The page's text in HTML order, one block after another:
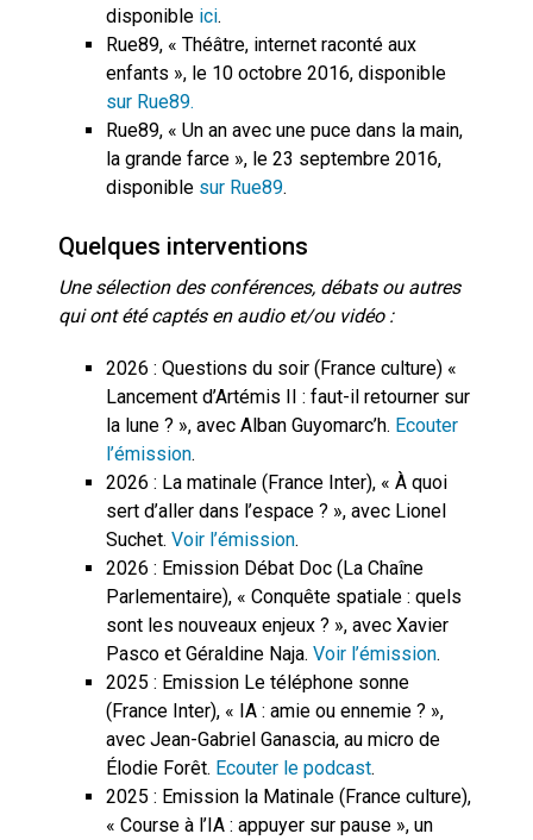
disponible ici.
Rue89, « Théâtre, internet raconté aux
enfants », le 10 octobre 2016, disponible
sur Rue89.
Rue89, « Un an avec une puce dans la main,
la grande farce », le 23 septembre 2016,
disponible sur Rue89.
Quelques interventions
Une sélection des conférences, débats ou autres
qui ont été captés en audio et/ou vidéo :
2026 : Questions du soir (France culture) «
Lancement d’Artémis II : faut-il retourner sur
la lune ? », avec Alban Guyomarc’h. Ecouter
l’émission.
2026 : La matinale (France Inter), « À quoi
sert d’aller dans l’espace ? », avec Lionel
Suchet. Voir l’émission.
2026 : Emission Débat Doc (La Chaîne
Parlementaire), « Conquête spatiale : quels
sont les nouveaux enjeux ? », avec Xavier
Pasco et Géraldine Naja. Voir l’émission.
2025 : Emission Le téléphone sonne
(France Inter), « IA : amie ou ennemie ? »,
avec Jean-Gabriel Ganascia, au micro de
Élodie Forêt. Ecouter le podcast.
2025 : Emission la Matinale (France culture),
« Course à l’IA : appuyer sur pause », un